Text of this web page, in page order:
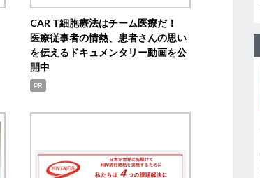
CAR T細胞療法はチーム医療だ！
医療従事者の情熱、患者さんの思い
を伝えるドキュメンタリー動画を公
開中
PR